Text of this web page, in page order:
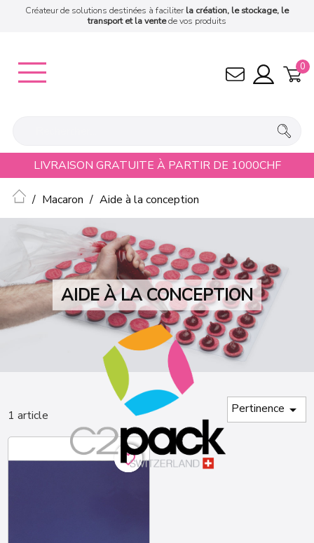
Créateur de solutions destinées à faciliter la création, le stockage, le
transport et la ventede vos produits
0
LIVRAISON GRATUITE À PARTIR DE 1000CHF
Accueil
Macaron Aide à la conception
AIDE À LA CONCEPTION
1 article Pertinence 
favorite_border
favorite_border